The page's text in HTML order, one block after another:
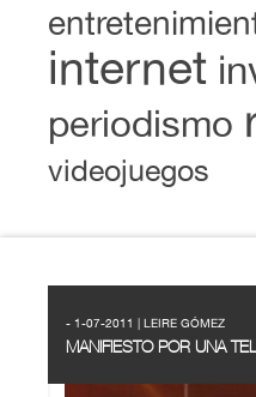
internet
periodismo
videojuegos
- 1-07-2011 | LEIRE GÓMEZ
MANIFIESTO POR UNA